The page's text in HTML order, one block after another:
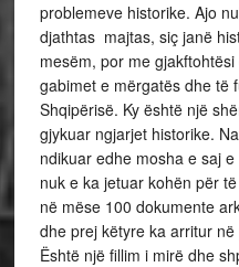
problemeve historike. Ajo
djathtas majtas, siç janë
mesëm, por me
gabimet e mërgatës dhe të
Shqipërisë. Ky është një
gjykuar ngjarjet historike.
ndikuar edhe mosha e saj
nuk e ka jetuar kohën për
në mëse 100 dokumente
dhe prej këtyre ka arritur
Është një fillim i mirë dhe